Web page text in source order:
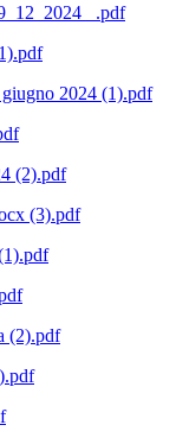
.pdf
2024 (1).pdf
(2).pdf
(3).pdf
(2).pdf